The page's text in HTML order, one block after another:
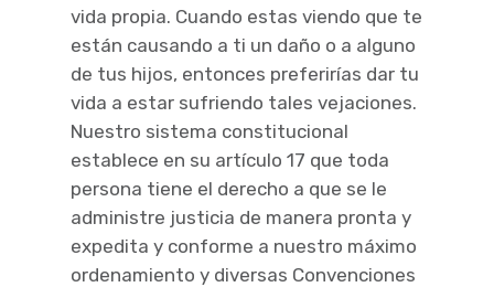
vida propia. Cuando estas viendo que te
están causando a ti un daño o a alguno
de tus hijos, entonces preferirías dar tu
vida a estar sufriendo tales vejaciones.
Nuestro sistema constitucional
establece en su artículo 17 que toda
persona tiene el derecho a que se le
administre justicia de manera pronta y
expedita y conforme a nuestro máximo
ordenamiento y diversas Convenciones